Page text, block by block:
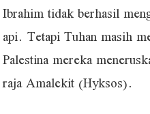
Ibrahim tidak berhasil
api. Tetapi Tuhan masih
Palestina mereka
raja Amalekit (Hyksos).